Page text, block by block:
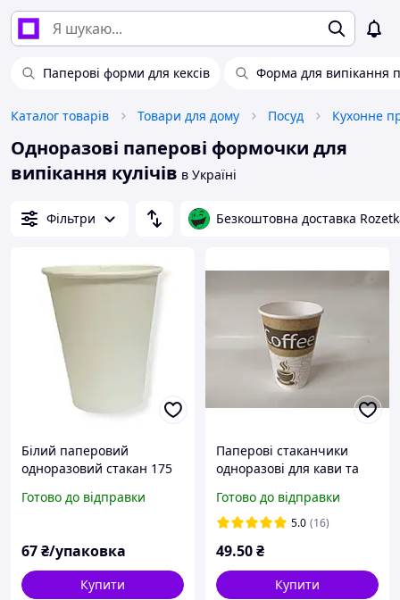
Паперові форми для кексів Форма для випікання
Каталог товарів Товари для дому Посуд Кухонне
Одноразові паперові формочки для
випікання кулічів в Україні
Фільтри Безкоштовна доставка
Білий паперовий
одноразовий стакан 175
Готово до відправки
67₴/упаковка
Купити
Паперові стаканчики
одноразові для кави та
мл 50 шт з картону
Готово до відправки
5.0 (16)
49.50₴
Купити